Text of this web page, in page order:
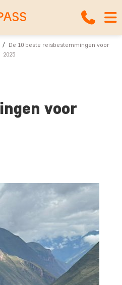
De 10 beste reisbestemmingen voor
2025
voor